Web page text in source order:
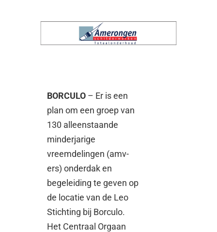
BORCULO – Er is een
plan om een groep van
130 alleenstaande
minderjarige
vreemdelingen (amv-
ers) onderdak en
begeleiding te geven op
de locatie van de Leo
Stichting bij Borculo.
Het Centraal Orgaan